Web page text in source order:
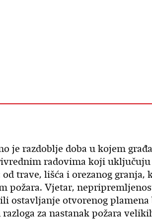
je razdoblje doba u kojem
radovima koji
od trave, lišća i orezanog granja,
požara. Vjetar,
ostavljanje otvorenog plamena
za nastanak požara